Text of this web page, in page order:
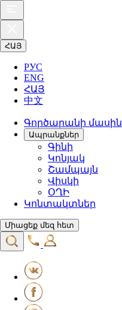
ՀԱՅ
РУС
ENG
ՀԱՅ
中文
Գործարանի մասին
Ապրանքներ
Գինի
Կոնյակ
Շամպայն
Վիսկի
ՕՂԻ
Կոնտակտներ
Միացեք մեզ հետ